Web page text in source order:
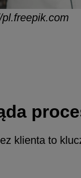
pl.freepik.com
klienta to